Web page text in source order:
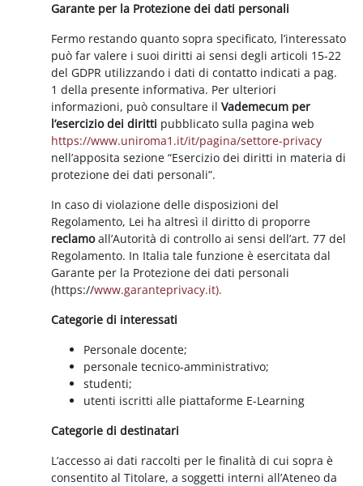
Garante per la Protezione dei dati personali
Fermo restando quanto sopra specificato, l’interessato
può far valere i suoi diritti ai sensi degli articoli 15-22
del GDPR utilizzando i dati di contatto indicati a pag.
1 della presente informativa. Per ulteriori
informazioni, può consultare ilVademecum per
l’esercizio dei diritti pubblicato sulla pagina web
https://www.uniroma1.it/it/pagina/settore-privacy
nell’apposita sezione “Esercizio dei diritti in materia di
protezione dei dati personali”.
In caso di violazione delle disposizioni del
Regolamento, Lei ha altresì il diritto di proporre
reclamoall’Autorità di controllo ai sensi dell’art. 77 del
Regolamento. In Italia tale funzione è esercitata dal
Garante per la Protezione dei dati personali
(https://www.garanteprivacy.it).
Categorie di interessati
Personale docente;
personale tecnico-amministrativo;
studenti;
utenti iscritti alle piattaforme E-Learning
Categorie di destinatari
L’accesso ai dati raccolti per le finalità di cui sopra è
consentito al Titolare, a soggetti interni all’Ateneo da